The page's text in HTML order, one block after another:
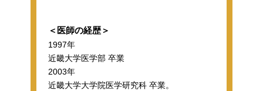
＜医師の経歴＞
1997年
近畿大学医学部 卒業
2003年
近畿大学大学院医学研究科 卒業。